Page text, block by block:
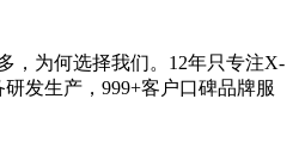
，为何选择我们。12年只专注X-
发生产，999+客户口碑品牌服